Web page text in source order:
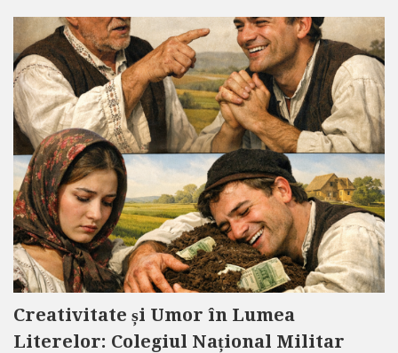
Creativitate și Umor în Lumea
Literelor: Colegiul Național Militar